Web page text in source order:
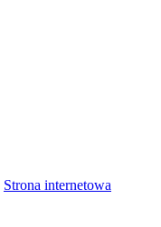
Strona internetowa